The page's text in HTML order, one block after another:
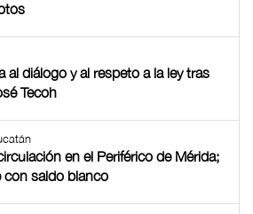
al diálogo y al respeto a la ley tras
Tecoh
en el Periférico de Mérida;
con saldo blanco